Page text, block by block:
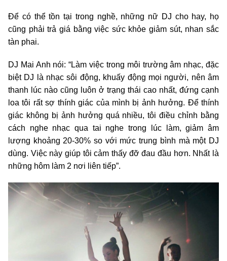
Để có thể tồn tại trong nghề, những nữ DJ cho hay, họ
cũng phải trả giá bằng việc sức khỏe giảm sút, nhan sắc
tàn phai.
DJ Mai Anh nói: “Làm việc trong môi trường âm nhạc, đặc
biệt DJ là nhạc sôi động, khuấy động mọi người, nên âm
thanh lúc nào cũng luôn ở trạng thái cao nhất, đứng cạnh
loa tôi rất sợ thính giác của mình bị ảnh hưởng. Để thính
giác không bị ảnh hưởng quá nhiều, tôi điều chỉnh bằng
cách nghe nhạc qua tai nghe trong lúc làm, giảm âm
lượng khoảng 20-30% so với mức trung bình mà một DJ
dùng. Việc này giúp tôi cảm thấy đỡ đau đầu hơn. Nhất là
những hôm làm 2 nơi liên tiếp”.